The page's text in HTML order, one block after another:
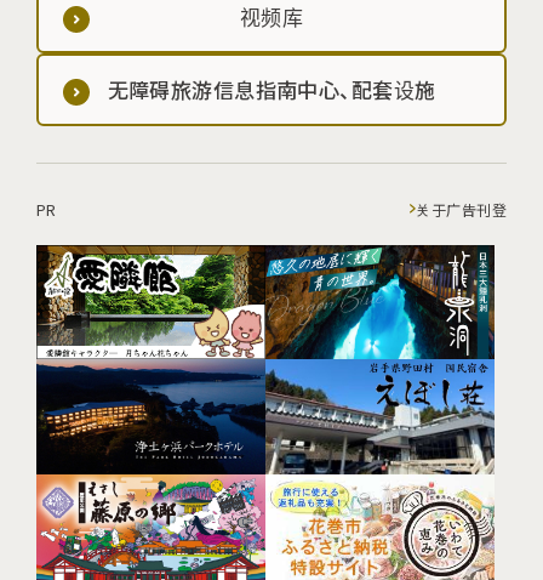
视频库
无障碍旅游信息指南中心、配套设施
PR 关于广告刊登